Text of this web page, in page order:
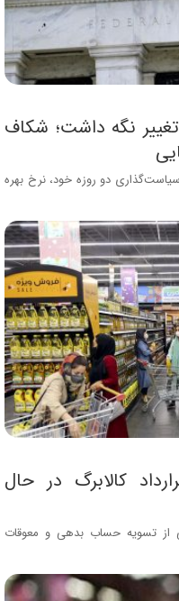
تغییر نگه داشت؛ شکاف
دو روزه خود، نرخ بهره
کالابرگ در حال
از تسویه حساب بدهی و معوقات